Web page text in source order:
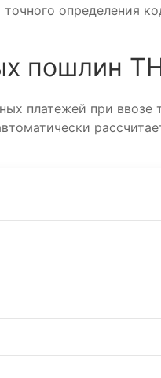
определения
пошлин
платежей при